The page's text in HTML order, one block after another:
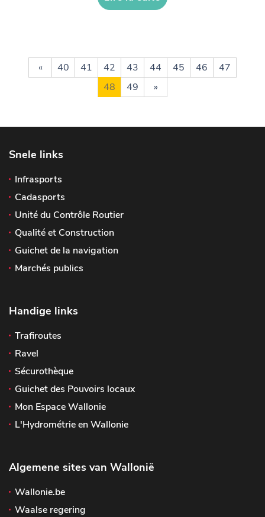
« 40 41 42 43 44 45 46
47
48
49 »
Snele links
Infrasports
Cadasports
Unité du Contrôle Routier
Qualité et Construction
Guichet de la navigation
Marchés publics
Handige links
Trafiroutes
Ravel
Sécurothèque
Guichet des Pouvoirs locaux
Mon Espace Wallonie
L'Hydrométrie en Wallonie
Algemene sites van Wallonië
Wallonie.be
Waalse regering